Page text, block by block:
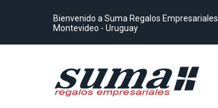
Bienvenido a Suma Regalos Empresariales
Montevideo - Uruguay